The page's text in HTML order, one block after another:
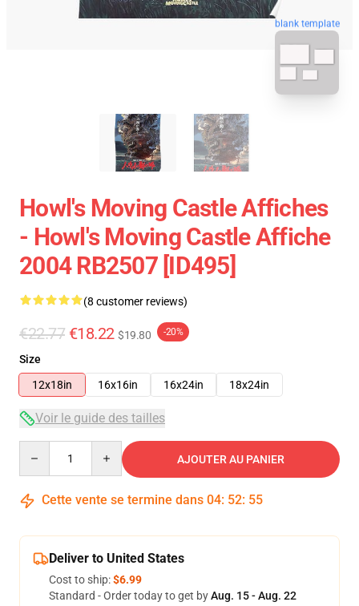
blank template
Howl's Moving Castle Affiches
- Howl's Moving Castle Affiche
2004 RB2507 [ID495]
(8 customer reviews)
€22.77 €18.22 $19.80 -20%
Size
12x18in
16x16in 16x24in 18x24in
Voir le guide des tailles
AJOUTER AU PANIER
Cette vente se termine dans 04: 52: 54
Deliver to United States
Cost to ship:$6.99
Standard - Order today to get byAug. 15 - Aug. 22